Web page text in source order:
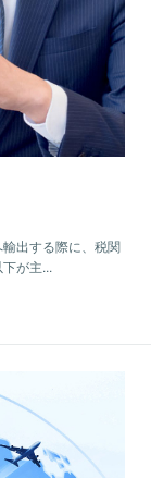
出する際に、税関
が主...